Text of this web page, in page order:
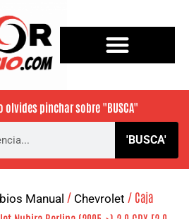
olvides pinchar sobre "BUSCA"
'BUSCA'
Manual / Chevrolet / Caja